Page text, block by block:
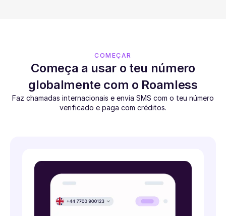
COMEÇAR
Começa a usar o teu número
globalmente com o Roamless
Faz chamadas internacionais e envia SMS com o teu número
verificado e paga com créditos.